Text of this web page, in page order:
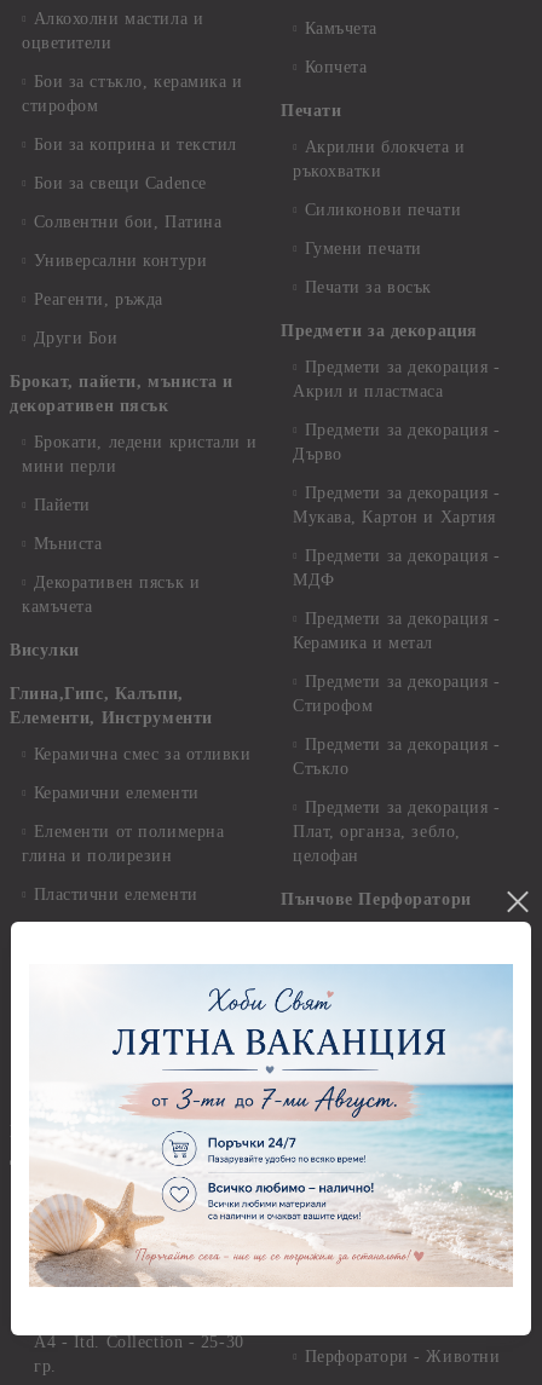
Алкохолни мастила и
оцветители
Бои за стъкло, керамика и
стирофом
Бои за коприна и текстил
Бои за свещи Cadence
Солвентни бои, Патина
Универсални контури
Реагенти, ръжда
Други Бои
Брокат, пайети, мъниста и
декоративен пясък
Брокати, ледени кристали и
мини перли
Пайети
Мъниста
Декоративен пясък и
камъчета
Висулки
Глина,Гипс, Калъпи,
Елементи, Инструменти
Керамична смес за отливки
Керамични елементи
Елементи от полимерна
глина и полирезин
Пластични елементи
Самосъхнеща глина
Полимерна Глина
Приложни техники и
Декупаж
Декупажна хартия
Оризова декупажна
хартия А4 - Alchemy of Art -
25-30 гр.
А4 - Itd. Collection - 25-30
гр.
Камъчета
Копчета
Печати
Акрилни блокчета и
ръкохватки
Силиконови печати
Гумени печати
Печати за восък
Предмети за декорация
Предмети за декорация -
Акрил и пластмаса
Предмети за декорация -
Дърво
Предмети за декорация -
Мукава, Картон и Хартия
Предмети за декорация -
МДФ
Предмети за декорация -
Керамика и метал
Предмети за декорация -
Стирофом
Предмети за декорация -
Стъкло
Предмети за декорация -
Плат, органза, зебло,
целофан
Пънчове Перфоратори
Перфоратори над 2,50 см
Бордюрни пънчове
Ъглови перфоратори
Перфоратори Основни
Фигури - кръгове, овали
Перфоратори - Сърца и
звезди
Перфоратори - Цветя, листа
Перфоратори - Животни